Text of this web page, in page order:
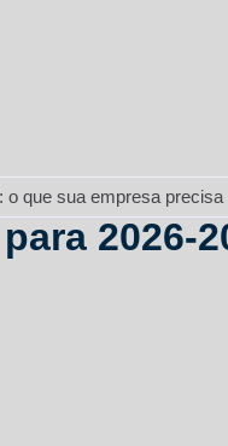
que sua empresa